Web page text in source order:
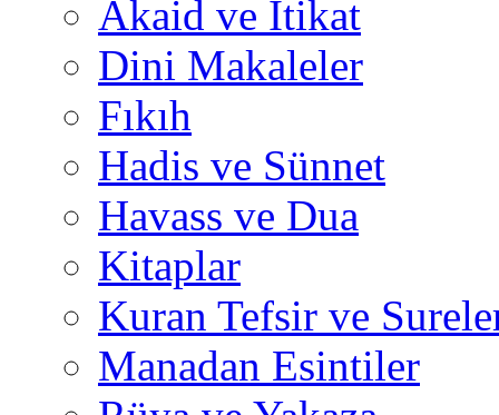
Akaid ve İtikat
Dini Makaleler
Fıkıh
Hadis ve Sünnet
Havass ve Dua
Kitaplar
Kuran Tefsir ve
Manadan Esintiler